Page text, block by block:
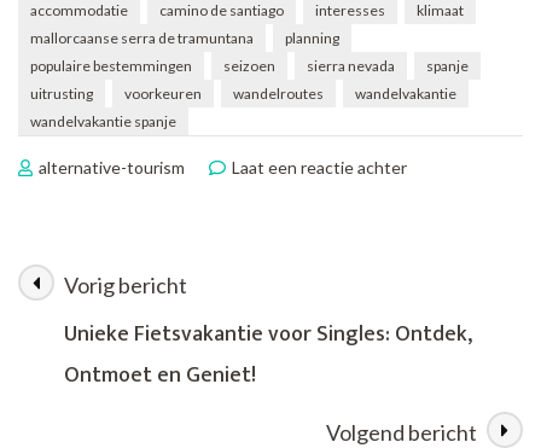
accommodatie camino de santiago interesses
klimaat
mallorcaanse serra de tramuntana
planning
populaire bestemmingen
seizoen sierra nevada
spanje
uitrusting
voorkeuren wandelroutes
wandelvakantie
wandelvakantie spanje
alternative-tourism Laat een reactie achterop
in
Berichtnavigatie
Vorig bericht
Unieke Fietsvakantie voor Singles: Ontdek,
Ontmoet en Geniet!
Volgend bericht